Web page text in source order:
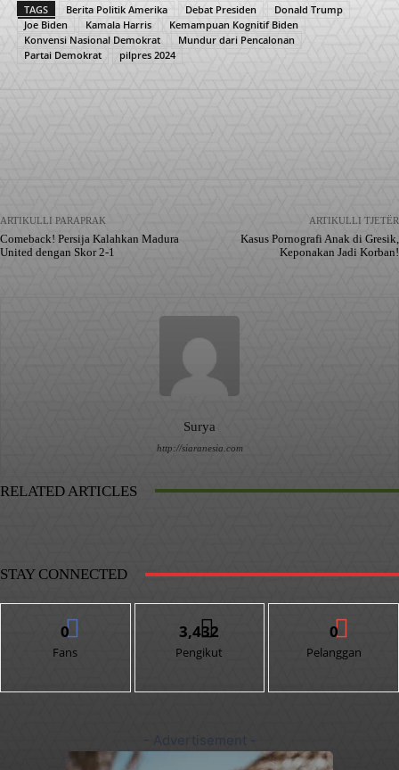
TAGS Berita Politik Amerika Debat Presiden
Donald Trump
Joe Biden
Kamala Harris
Kemampuan Kognitif Biden
Konvensi Nasional Demokrat
Mundur dari Pencalonan
Partai Demokrat
pilpres 2024
ARTIKULLI PARAPRAK
Comeback! Persija Kalahkan Madura
United dengan Skor 2-1
ARTIKULLI TJETËR
Kasus Pornografi Anak di Gresik,
Keponakan Jadi Korban!
Surya
http://siaranesia.com
RELATED ARTICLES
STAY CONNECTED
0
Fans
3,432
Pengikut
0
Pelanggan
- Advertisement -